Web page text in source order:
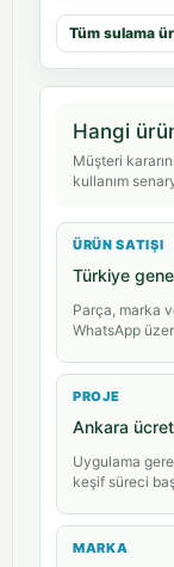
Tüm sulama
Hangi
Müşteri
kullanım
ÜRÜN SATIŞI
Türkiye
Parça, marka
WhatsApp
PROJE
Ankara
Uygulama
keşif süreci
MARKA